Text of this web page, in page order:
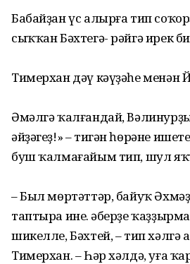
Бабайҙан үс алырға тип
сыҡҡан Бәхтегә- рәйгә ирек
Тимерхан дәү кәүҙәһе менән
Әмәлгә ҡалғандай,
әйҙәгеҙ!» – тигән һөрәне
буш ҡалмағайым тип, шул
– Был мөртәттәр, байуҡ
таптыра ине. Ҡәберҙе
шикелле, Бәхтей, – тип
Тимерхан. – Һәр хәлдә, уға